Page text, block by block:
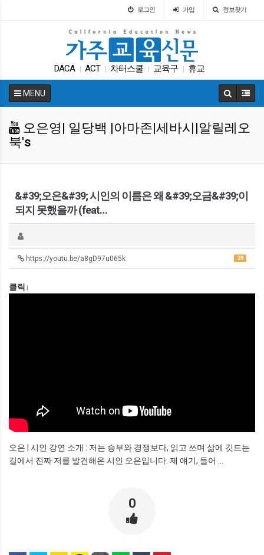
로그인 가입 정보찾기
DACA ACT 차터스쿨 교육구 휴교
매그닛 스쿨 학자금 입학원서 인터뷰
MENU
오은영| 일당백 |아마존|세바시|알릴레오
북's
&#39;오은&#39; 시인의 이름은 왜 &#39;오금&#39;이
되지 못했을까 (feat…
39
https://youtu.be/a8gD97u065k
클릭↓
오은 | 시인 강연 소개 : 저는 승부와 경쟁보다, 읽고 쓰며 삶에 깃드는
길에서 진짜 저를 발견해온 시인 오은입니다. 제 얘기, 들어 ...
0